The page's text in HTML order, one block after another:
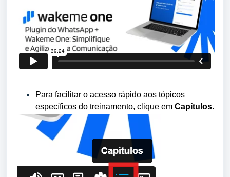
Para facilitar o acesso rápido aos tópicos
específicos do treinamento, clique em Capítulos.